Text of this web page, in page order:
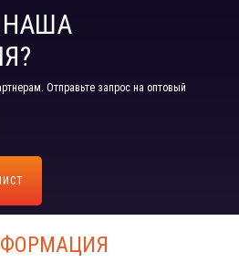
НАША
Отправьте запрос на оптовый